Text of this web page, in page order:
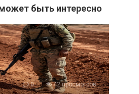
быть интересно
0 42 просмотров